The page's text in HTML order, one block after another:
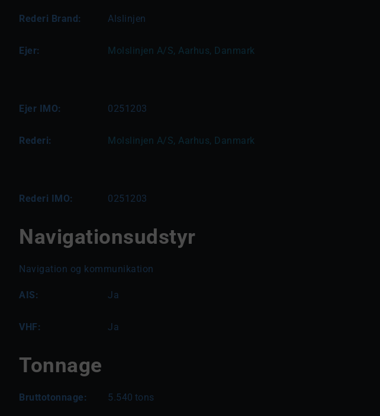
Rederi Brand: Alslinjen
Ejer: Molslinjen A/S, Aarhus, Danmark
Ejer IMO: 0251203
Rederi: Molslinjen A/S, Aarhus, Danmark
Rederi IMO: 0251203
Navigationsudstyr
Navigation og kommunikation
AIS: Ja
VHF: Ja
Tonnage
Bruttotonnage: 5.540 tons